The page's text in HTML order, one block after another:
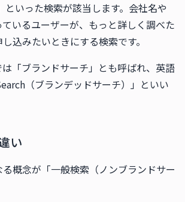
といった検索が該当します。会社名や
いるユーザーが、もっと詳しく調べた
込みたいときにする検索です。
「ブランドサーチ」とも呼ばれ、英語
（ブランデッドサーチ）」といい
い
概念が「一般検索（ノンブランドサー